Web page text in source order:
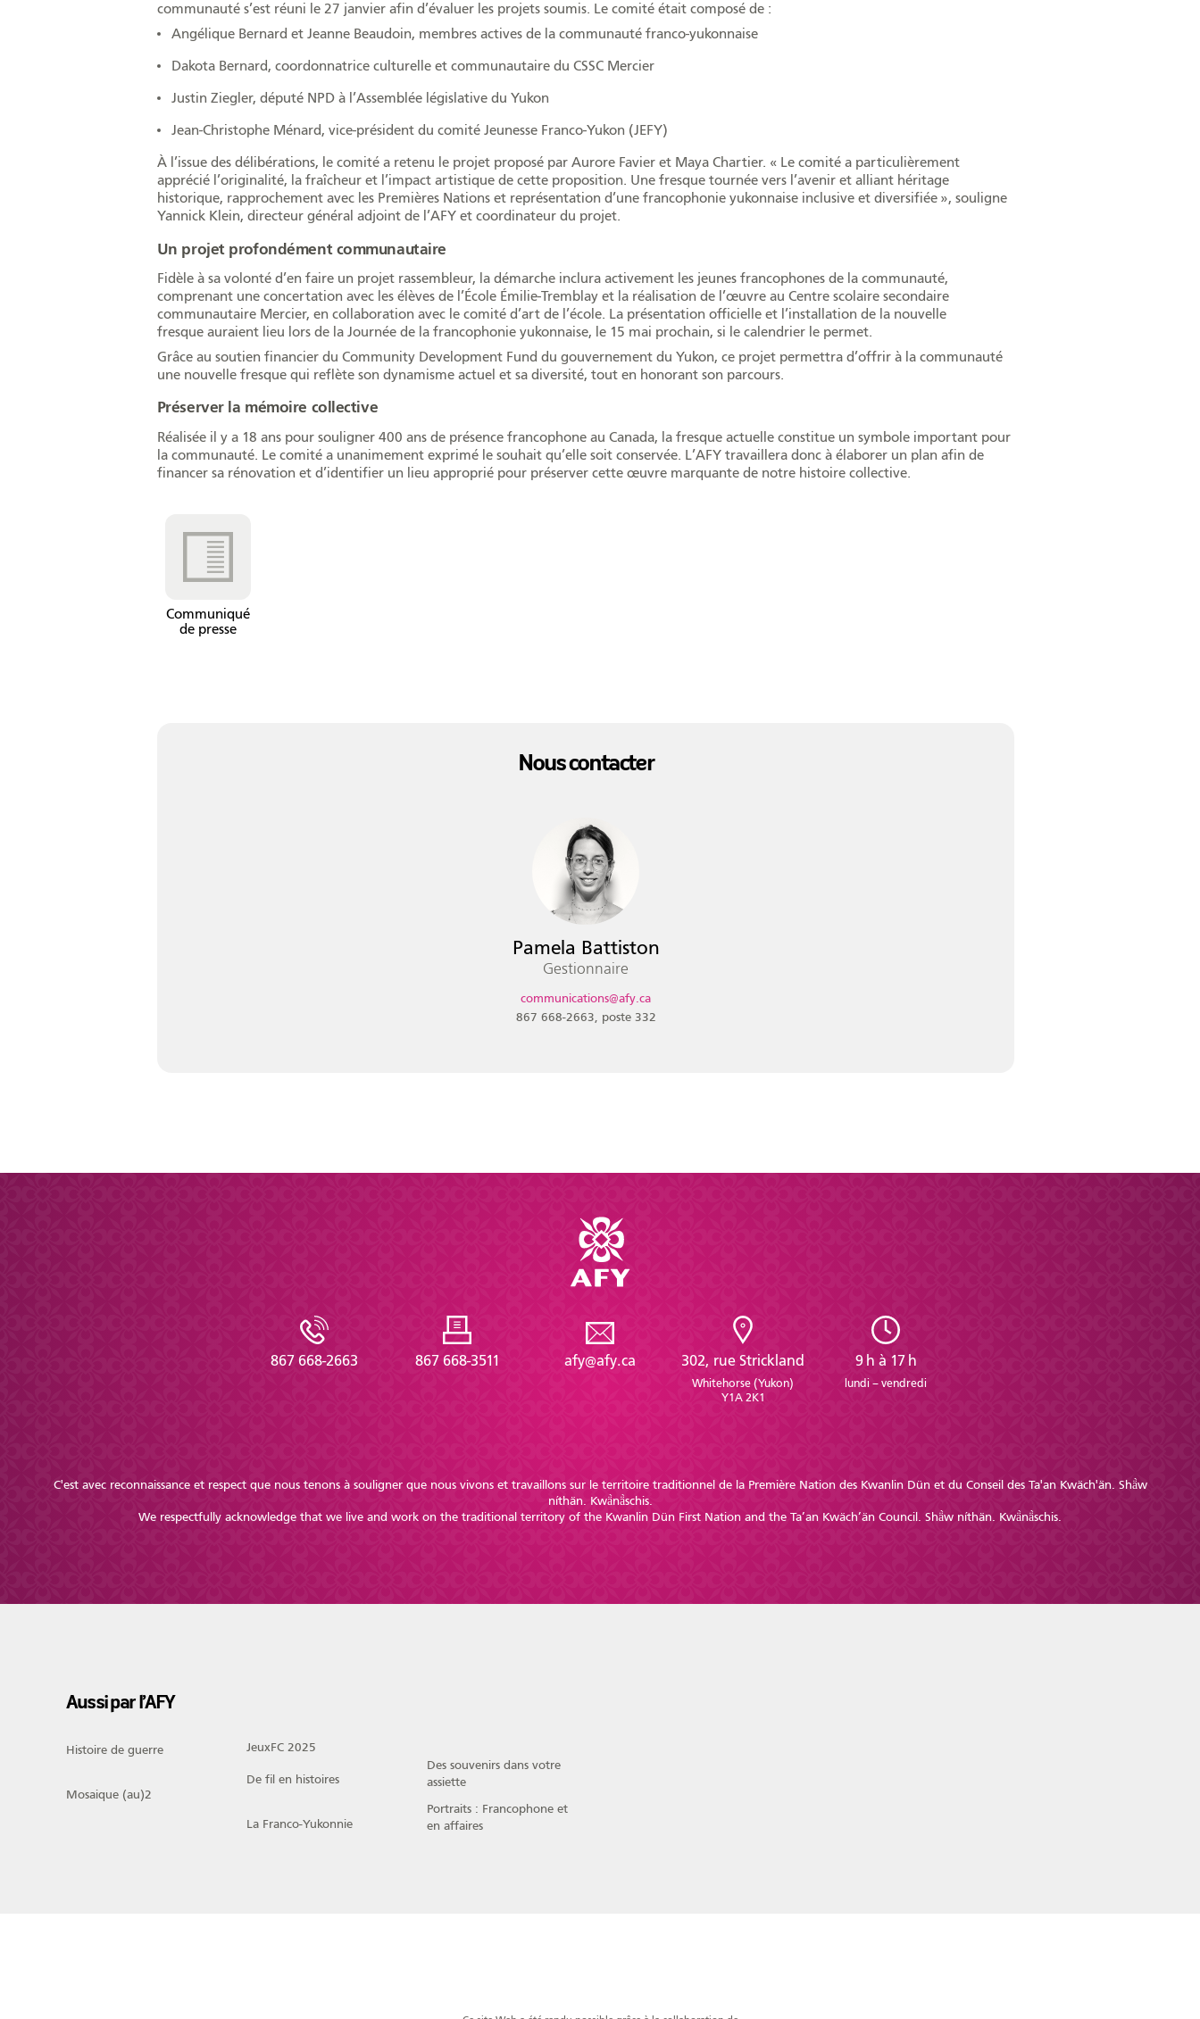
communauté s’est réuni le 27 janvier afin d’évaluer les projets soumis. Le comité était composé de :
Angélique Bernard et Jeanne Beaudoin, membres actives de la communauté franco-yukonnaise
Dakota Bernard, coordonnatrice culturelle et communautaire du CSSC Mercier
Justin Ziegler, député NPD à l’Assemblée législative du Yukon
Jean-Christophe Ménard, vice-président du comité Jeunesse Franco-Yukon (JEFY)
À l’issue des délibérations, le comité a retenu le projet proposé par Aurore Favier et Maya Chartier. « Le comité a particulièrement
apprécié l’originalité, la fraîcheur et l’impact artistique de cette proposition. Une fresque tournée vers l’avenir et alliant héritage
historique, rapprochement avec les Premières Nations et représentation d’une francophonie yukonnaise inclusive et diversifiée », souligne
Yannick Klein, directeur général adjoint de l’AFY et coordinateur du projet.
Un projet profondément communautaire
Fidèle à sa volonté d’en faire un projet rassembleur, la démarche inclura activement les jeunes francophones de la communauté,
comprenant une concertation avec les élèves de l’École Émilie-Tremblay et la réalisation de l’œuvre au Centre scolaire secondaire
communautaire Mercier, en collaboration avec le comité d’art de l’école. La présentation officielle et l’installation de la nouvelle
fresque auraient lieu lors de la Journée de la francophonie yukonnaise, le 15 mai prochain, si le calendrier le permet.
Grâce au soutien financier du Community Development Fund du gouvernement du Yukon, ce projet permettra d’offrir à la communauté
une nouvelle fresque qui reflète son dynamisme actuel et sa diversité, tout en honorant son parcours.
Préserver la mémoire collective
Réalisée il y a 18 ans pour souligner 400 ans de présence francophone au Canada, la fresque actuelle constitue un symbole important pour
la communauté. Le comité a unanimement exprimé le souhait qu’elle soit conservée. L’AFY travaillera donc à élaborer un plan afin de
financer sa rénovation et d’identifier un lieu approprié pour préserver cette œuvre marquante de notre histoire collective.
Communiqué
de presse
Nous contacter
Pamela Battiston
Gestionnaire
communications@afy.ca
867 668-2663
332
867 668-2663 867 668-3511 afy@afy.ca 302, rue Strickland
Whitehorse (Yukon)
Y1A 2K1
9 h à 17 h
lundi – vendredi
C'est avec reconnaissance et respect que nous tenons à souligner que nous vivons et travaillons sur le territoire traditionnel de la Première Nation des Kwanlin Dün et du Conseil des Ta'an Kwäch'än. Shä̀w
níthän. Kwä̀nä̀schis.
We respectfully acknowledge that we live and work on the traditional territory of the Kwanlin Dün First Nation and the Ta’an Kwäch’än Council. Shä̀w níthän. Kwä̀nä̀schis.
Aussi par l’AFY
Histoire de guerre
Mosaique (au)2
JeuxFC 2025
De fil en histoires
La Franco-Yukonnie
Des souvenirs dans votre
assiette
Portraits : Francophone et
en affaires